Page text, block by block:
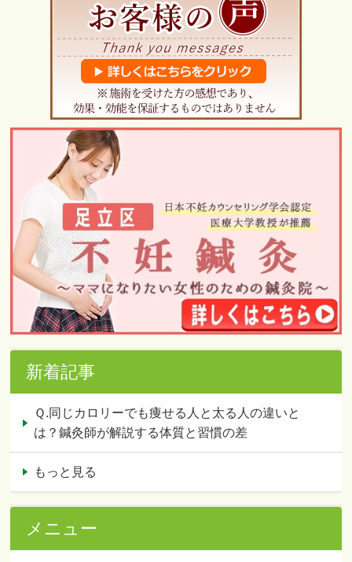
新着記事
Ｑ.同じカロリーでも痩せる人と太る人の違いと
は？鍼灸師が解説する体質と習慣の差
もっと見る
メニュー